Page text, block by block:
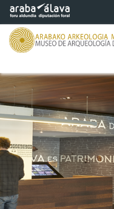
Eduki nagusira joan